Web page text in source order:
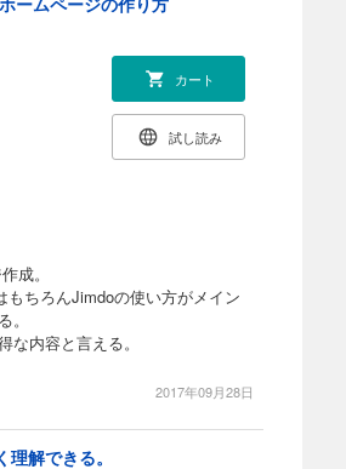
カート
試し読み
成。
ちろんJimdoの使い方がメイン
内容と言える。
2017年09月28日
解できる。